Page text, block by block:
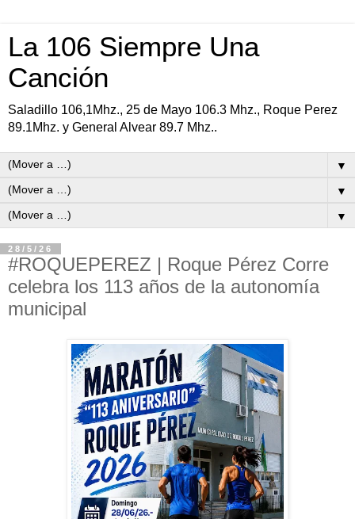
La 106 Siempre Una
Canción
Saladillo 106,1Mhz., 25 de Mayo 106.3 Mhz., Roque Perez
89.1Mhz. y General Alvear 89.7 Mhz..
▼
▼
▼
28/5/26
#ROQUEPEREZ | Roque Pérez Corre
celebra los 113 años de la autonomía
municipal